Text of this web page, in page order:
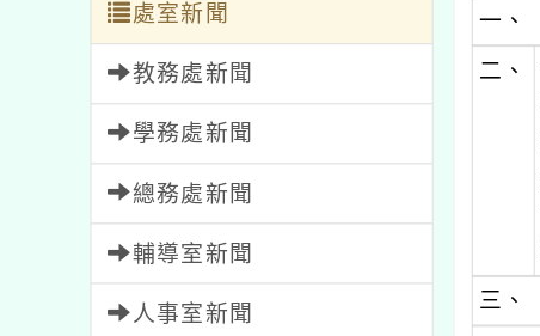
處室新聞
教務處新聞
學務處新聞
總務處新聞
輔導室新聞
人事室新聞
一、
二、
三、